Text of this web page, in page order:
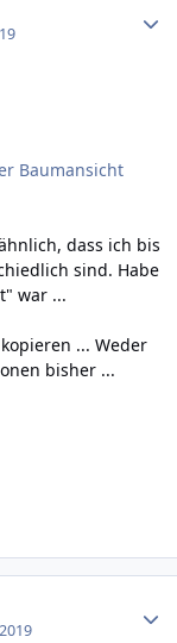
Baumansicht
dass ich bis
sind. Habe
war ...
... Weder
bisher ...